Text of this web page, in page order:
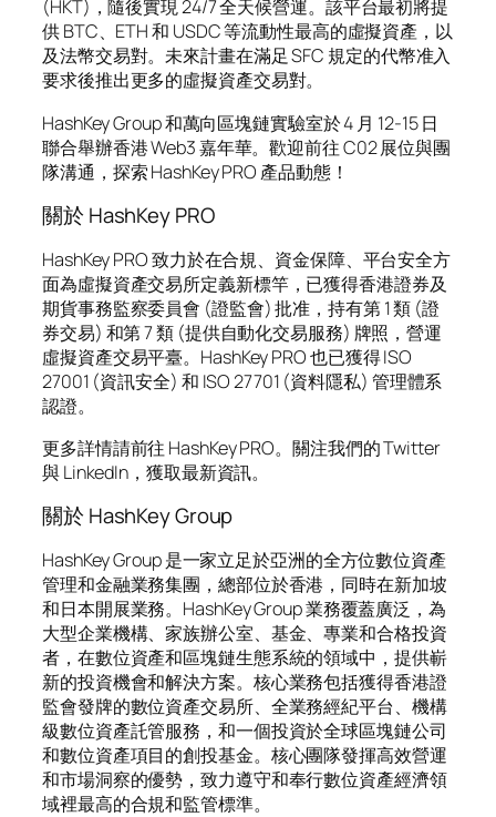
(HKT)，隨後實現 24/7 全天候營運。該平台最初將提
供 BTC、ETH 和 USDC 等流動性最高的虛擬資產，以
及法幣交易對。未來計畫在滿足 SFC 規定的代幣准入
要求後推出更多的虛擬資產交易對。
HashKey Group 和萬向區塊鏈實驗室於 4 月 12-15 日
聯合舉辦香港 Web3 嘉年華。歡迎前往 C02 展位與團
隊溝通，探索 HashKey PRO 產品動態！
關於 HashKey PRO
HashKey PRO 致力於在合規、資金保障、平台安全方
面為虛擬資產交易所定義新標竿，已獲得香港證券及
期貨事務監察委員會 (證監會) 批准，持有第 1 類 (證
券交易) 和第 7 類 (提供自動化交易服務) 牌照，營運
虛擬資產交易平臺。HashKey PRO 也已獲得 ISO
27001 (資訊安全) 和 ISO 27701 (資料隱私) 管理體系
認證。
更多詳情請前往 HashKey PRO。關注我們的 Twitter
與 LinkedIn，獲取最新資訊。
關於 HashKey Group
HashKey Group 是一家立足於亞洲的全方位數位資產
管理和金融業務集團，總部位於香港，同時在新加坡
和日本開展業務。HashKey Group 業務覆蓋廣泛，為
大型企業機構、家族辦公室、基金、專業和合格投資
者，在數位資產和區塊鏈生態系統的領域中，提供嶄
新的投資機會和解決方案。核心業務包括獲得香港證
監會發牌的數位資產交易所、全業務經紀平台、機構
級數位資產託管服務，和一個投資於全球區塊鏈公司
和數位資產項目的創投基金。核心團隊發揮高效營運
和市場洞察的優勢，致力遵守和奉行數位資產經濟領
域裡最高的合規和監管標準。